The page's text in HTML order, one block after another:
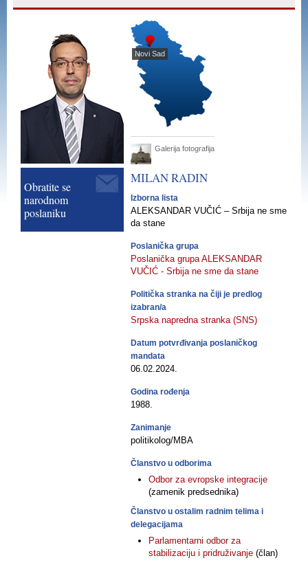
Obratite se
narodnom
poslaniku
Novi Sad
Galerija fotografija
MILANRADIN
Izborna lista
ALEKSANDAR VUČIĆ – Srbija ne sme
da stane
Poslanička grupa
Poslanička grupa ALEKSANDAR
VUČIĆ - Srbija ne sme da stane
Politička stranka na čiji je predlog
izabran/a
Srpska napredna stranka (SNS)
Datum potvrđivanja poslaničkog
mandata
06.02.2024.
Godina rođenja
1988.
Zanimanje
politikolog/MBA
Članstvo u odborima
Odbor za evropske integracije
(zamenik predsednika)
Članstvo u ostalim radnim telima i
delegacijama
Parlamentarni odbor za
stabilizaciju i pridruživanje (član)